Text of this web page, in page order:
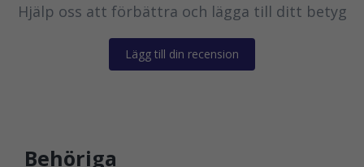
Hjälp oss att förbättra och lägga till ditt betyg
Lägg till din recension
Behöriga